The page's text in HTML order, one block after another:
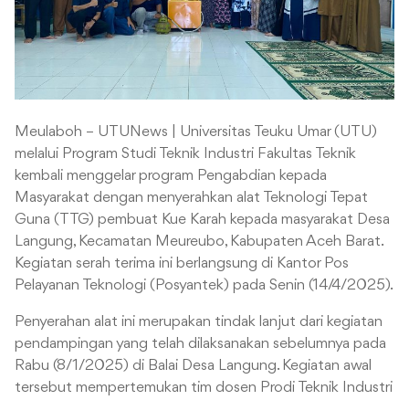
Meulaboh – UTUNews | Universitas Teuku Umar (UTU)
melalui Program Studi Teknik Industri Fakultas Teknik
kembali menggelar program Pengabdian kepada
Masyarakat dengan menyerahkan alat Teknologi Tepat
Guna (TTG) pembuat Kue Karah kepada masyarakat Desa
Langung, Kecamatan Meureubo, Kabupaten Aceh Barat.
Kegiatan serah terima ini berlangsung di Kantor Pos
Pelayanan Teknologi (Posyantek) pada Senin (14/4/2025).
Penyerahan alat ini merupakan tindak lanjut dari kegiatan
pendampingan yang telah dilaksanakan sebelumnya pada
Rabu (8/1/2025) di Balai Desa Langung. Kegiatan awal
tersebut mempertemukan tim dosen Prodi Teknik Industri